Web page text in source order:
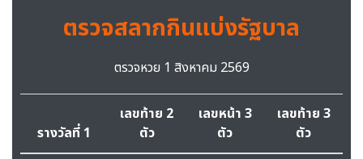
ตรวจสลากกินแบ่งรัฐบาล
ตรวจหวย 1 สิงหาคม 2569
รางวัลที่ 1
เลขท้าย 2
ตัว
เลขหน้า 3
ตัว
เลขท้าย 3
ตัว